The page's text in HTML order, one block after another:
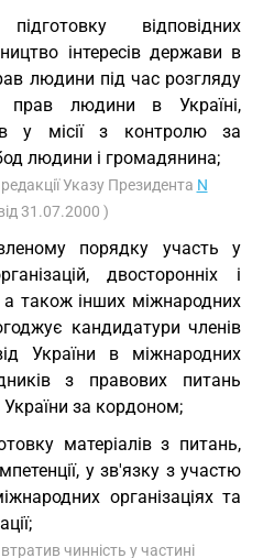
відповідних
інтересів держави в
людини під час розгляду
людини в Україні,
у місії з контролю за
людини і громадянина;
Указу Президента N
31.07.2000 )
порядку участь у
двосторонніх і
а також інших міжнародних
кандидатури членів
України в міжнародних
з правових питань
за кордоном;
матеріалів з питань,
у зв'язку з участю
організаціях та
чинність у частині